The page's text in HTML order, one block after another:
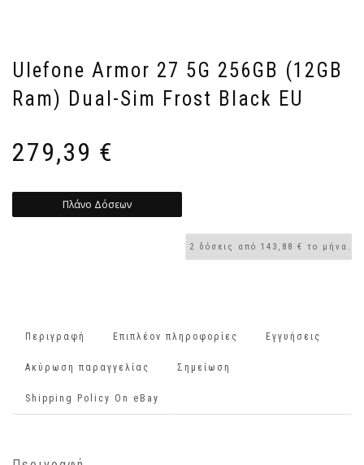
Ulefone Armor 27 5G 256GB (12GB
Ram) Dual-Sim Frost Black EU
279,39 €
Πλάνο Δόσεων
Περιγραφή Επιπλέον πληροφορίες Εγγυήσεις
Ακύρωση παραγγελίας Σημείωση
Shipping Policy On eBay